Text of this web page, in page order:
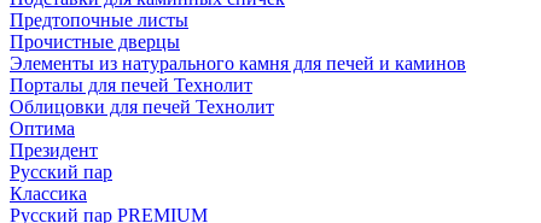
Предтопочные листы
Прочистные дверцы
Элементы из натурального камня для печей и каминов
Порталы для печей Технолит
Облицовки для печей Технолит
Оптима
Президент
Русский пар
Классика
Русский пар PREMIUM